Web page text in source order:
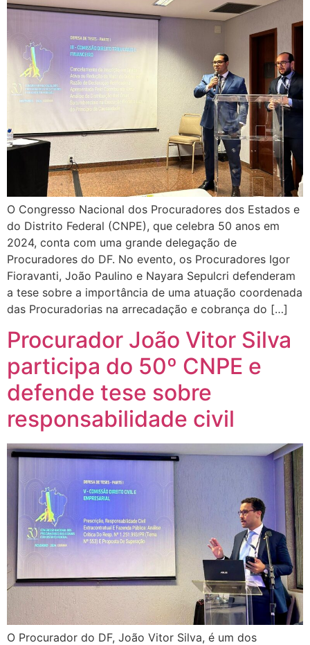
O Congresso Nacional dos Procuradores dos Estados e
do Distrito Federal (CNPE), que celebra 50 anos em
2024, conta com uma grande delegação de
Procuradores do DF. No evento, os Procuradores Igor
Fioravanti, João Paulino e Nayara Sepulcri defenderam
a tese sobre a importância de uma atuação coordenada
das Procuradorias na arrecadação e cobrança do […]
Procurador João Vitor Silva
participa do 50º CNPE e
defende tese sobre
responsabilidade civil
O Procurador do DF, João Vitor Silva, é um dos